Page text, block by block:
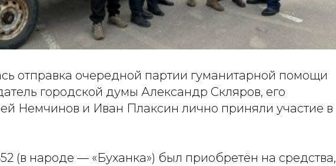
отправка очередной партии гуманитарной помощи
городской думы Александр Скляров, его
Немчинов и Иван Плаксин лично приняли участие в
(в народе — «Буханка») был приобретён на средства,